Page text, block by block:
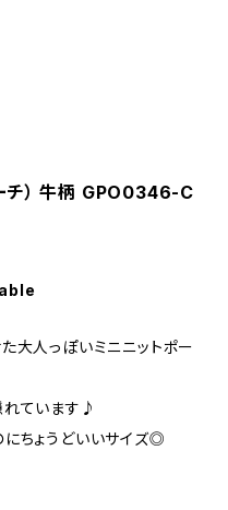
チ） 牛柄 GPO0346-C
大人っぽいミニニットポー
れています♪
ちょうどいいサイズ◎